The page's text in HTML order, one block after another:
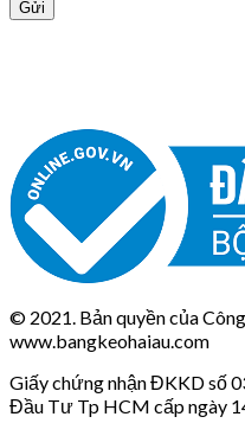
© 2021. Bản quyền của
www.bangkeohaiau.com
Giấy chứng nhận ĐKKD số
Đầu Tư Tp HCM cấp ngày